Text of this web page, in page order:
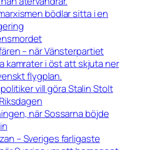
bödlar sitta i en
– när Vänsterpartiet
kamrater i öst att skjuta ner
flygplan.
vill göra Stalin Stolt
när Sossarna böjde
– Sveriges farligaste